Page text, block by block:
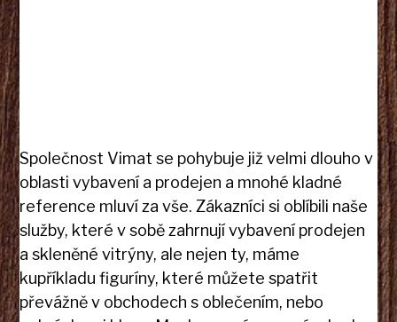
Společnost Vimat se pohybuje již velmi dlouho v
oblasti vybavení a prodejen a mnohé kladné
reference mluví za vše. Zákazníci si oblíbili naše
služby, které v sobě zahrnujívybavení prodejen
a skleněné vitrýny, ale nejen ty, máme
kupříkladu figuríny, které můžete spatřit
převážně v obchodech s oblečením, nebo